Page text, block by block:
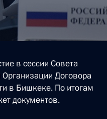
в сессии Совета
Организации Договора
в Бишкеке. По итогам
документов.